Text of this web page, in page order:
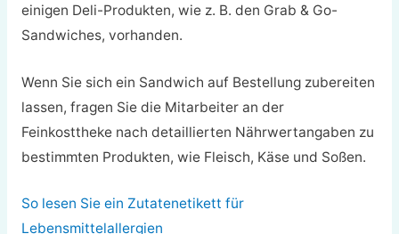
einigen Deli-Produkten, wie z. B. den Grab & Go-
Sandwiches, vorhanden.
Wenn Sie sich ein Sandwich auf Bestellung zubereiten
lassen, fragen Sie die Mitarbeiter an der
Feinkosttheke nach detaillierten Nährwertangaben zu
bestimmten Produkten, wie Fleisch, Käse und Soßen.
So lesen Sie ein Zutatenetikett für
Lebensmittelallergien